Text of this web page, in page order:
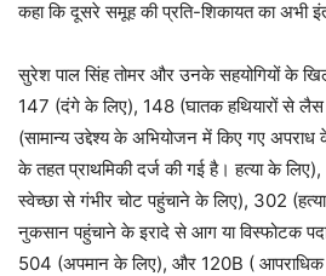
कहा कि दूसरे समूह की प्रति-शिकायत का अभी
सुरेश पाल सिंह तोमर और उनके सहयोगियों के
147 (दंगे के लिए), 148 (घातक हथियारों से
(सामान्य उद्देश्य के अभियोजन में किए गए
के तहत प्राथमिकी दर्ज की गई है। हत्या के
स्वेच्छा से गंभीर चोट पहुंचाने के लिए), 302
नुकसान पहुंचाने के इरादे से आग या विस्फोटक
504 (अपमान के लिए), और 120B ( आपराधिक